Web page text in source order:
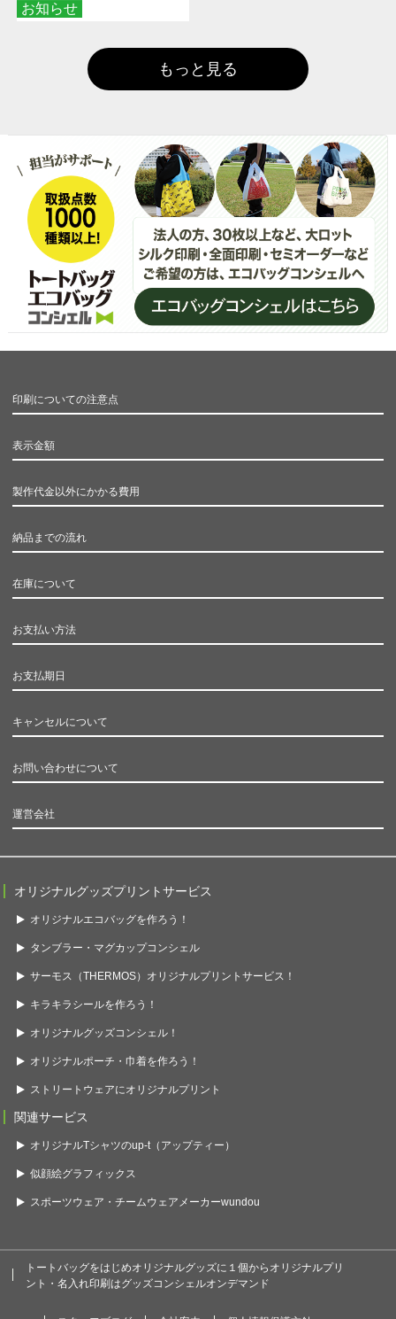
お知らせ
もっと見る
印刷についての注意点
表示金額
製作代金以外にかかる費用
納品までの流れ
在庫について
お支払い方法
お支払期日
キャンセルについて
お問い合わせについて
運営会社
オリジナルグッズプリントサービス
オリジナルエコバッグを作ろう！
タンブラー・マグカップコンシェル
サーモス（THERMOS）オリジナルプリントサービス！
キラキラシールを作ろう！
オリジナルグッズコンシェル！
オリジナルポーチ・巾着を作ろう！
ストリートウェアにオリジナルプリント
関連サービス
オリジナルTシャツのup-t（アップティー）
似顔絵グラフィックス
スポーツウェア・チームウェアメーカーwundou
トートバッグをはじめオリジナルグッズに１個からオリジナルプリ
ント・名入れ印刷はグッズコンシェルオンデマンド